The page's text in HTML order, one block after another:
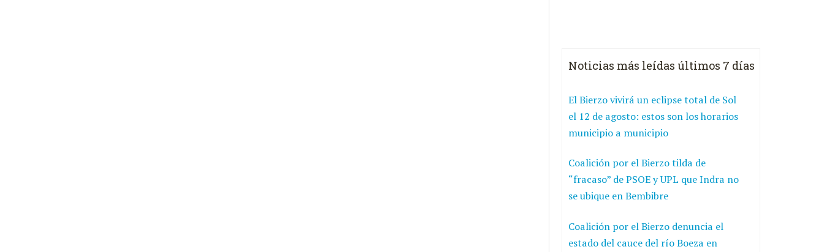
Noticias más leídas últimos 7 días
El Bierzo vivirá un eclipse total de Sol
el 12 de agosto: estos son los horarios
municipio a municipio
Coalición por el Bierzo tilda de
“fracaso” de PSOE y UPL que Indra no
se ubique en Bembibre
Coalición por el Bierzo denuncia el
estado del cauce del río Boeza en